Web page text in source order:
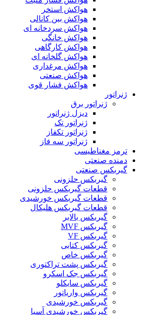
هواکش استخر
هواکش بین کانالی
هواکش سردخانه ای
هواکش خانگی
هواکش کارگاهی
هواکش گلخانه ای
هواکش مرغداری
هواکش صنعتی
هواکش فشار قوی
ژنراتور
ژنراتور برق
دیزل ژنراتور
ژنراتور تک
ژنراتور تکفاز
ژنراتور سه فاز
ترمز مغناطیسی
دمنده صنعتی
گیربکس صنعتی
گیربکس حلزونی
قطعات گيربکس حلزونی
قطعات گيربکس خورشيدی
قطعات گیربکس هلیکال
گيربکس بالابر
گیربکس MVF
گیربکس VF
گیربکس کتابی
گیربکس خاص
گیربکس پشت تراکتوری
گیربکس جک اسکرو
گیربکس سایکلو
گیربکس واریاتور
گیربکس خورشیدی
گیربکس خورشیدی آسیا